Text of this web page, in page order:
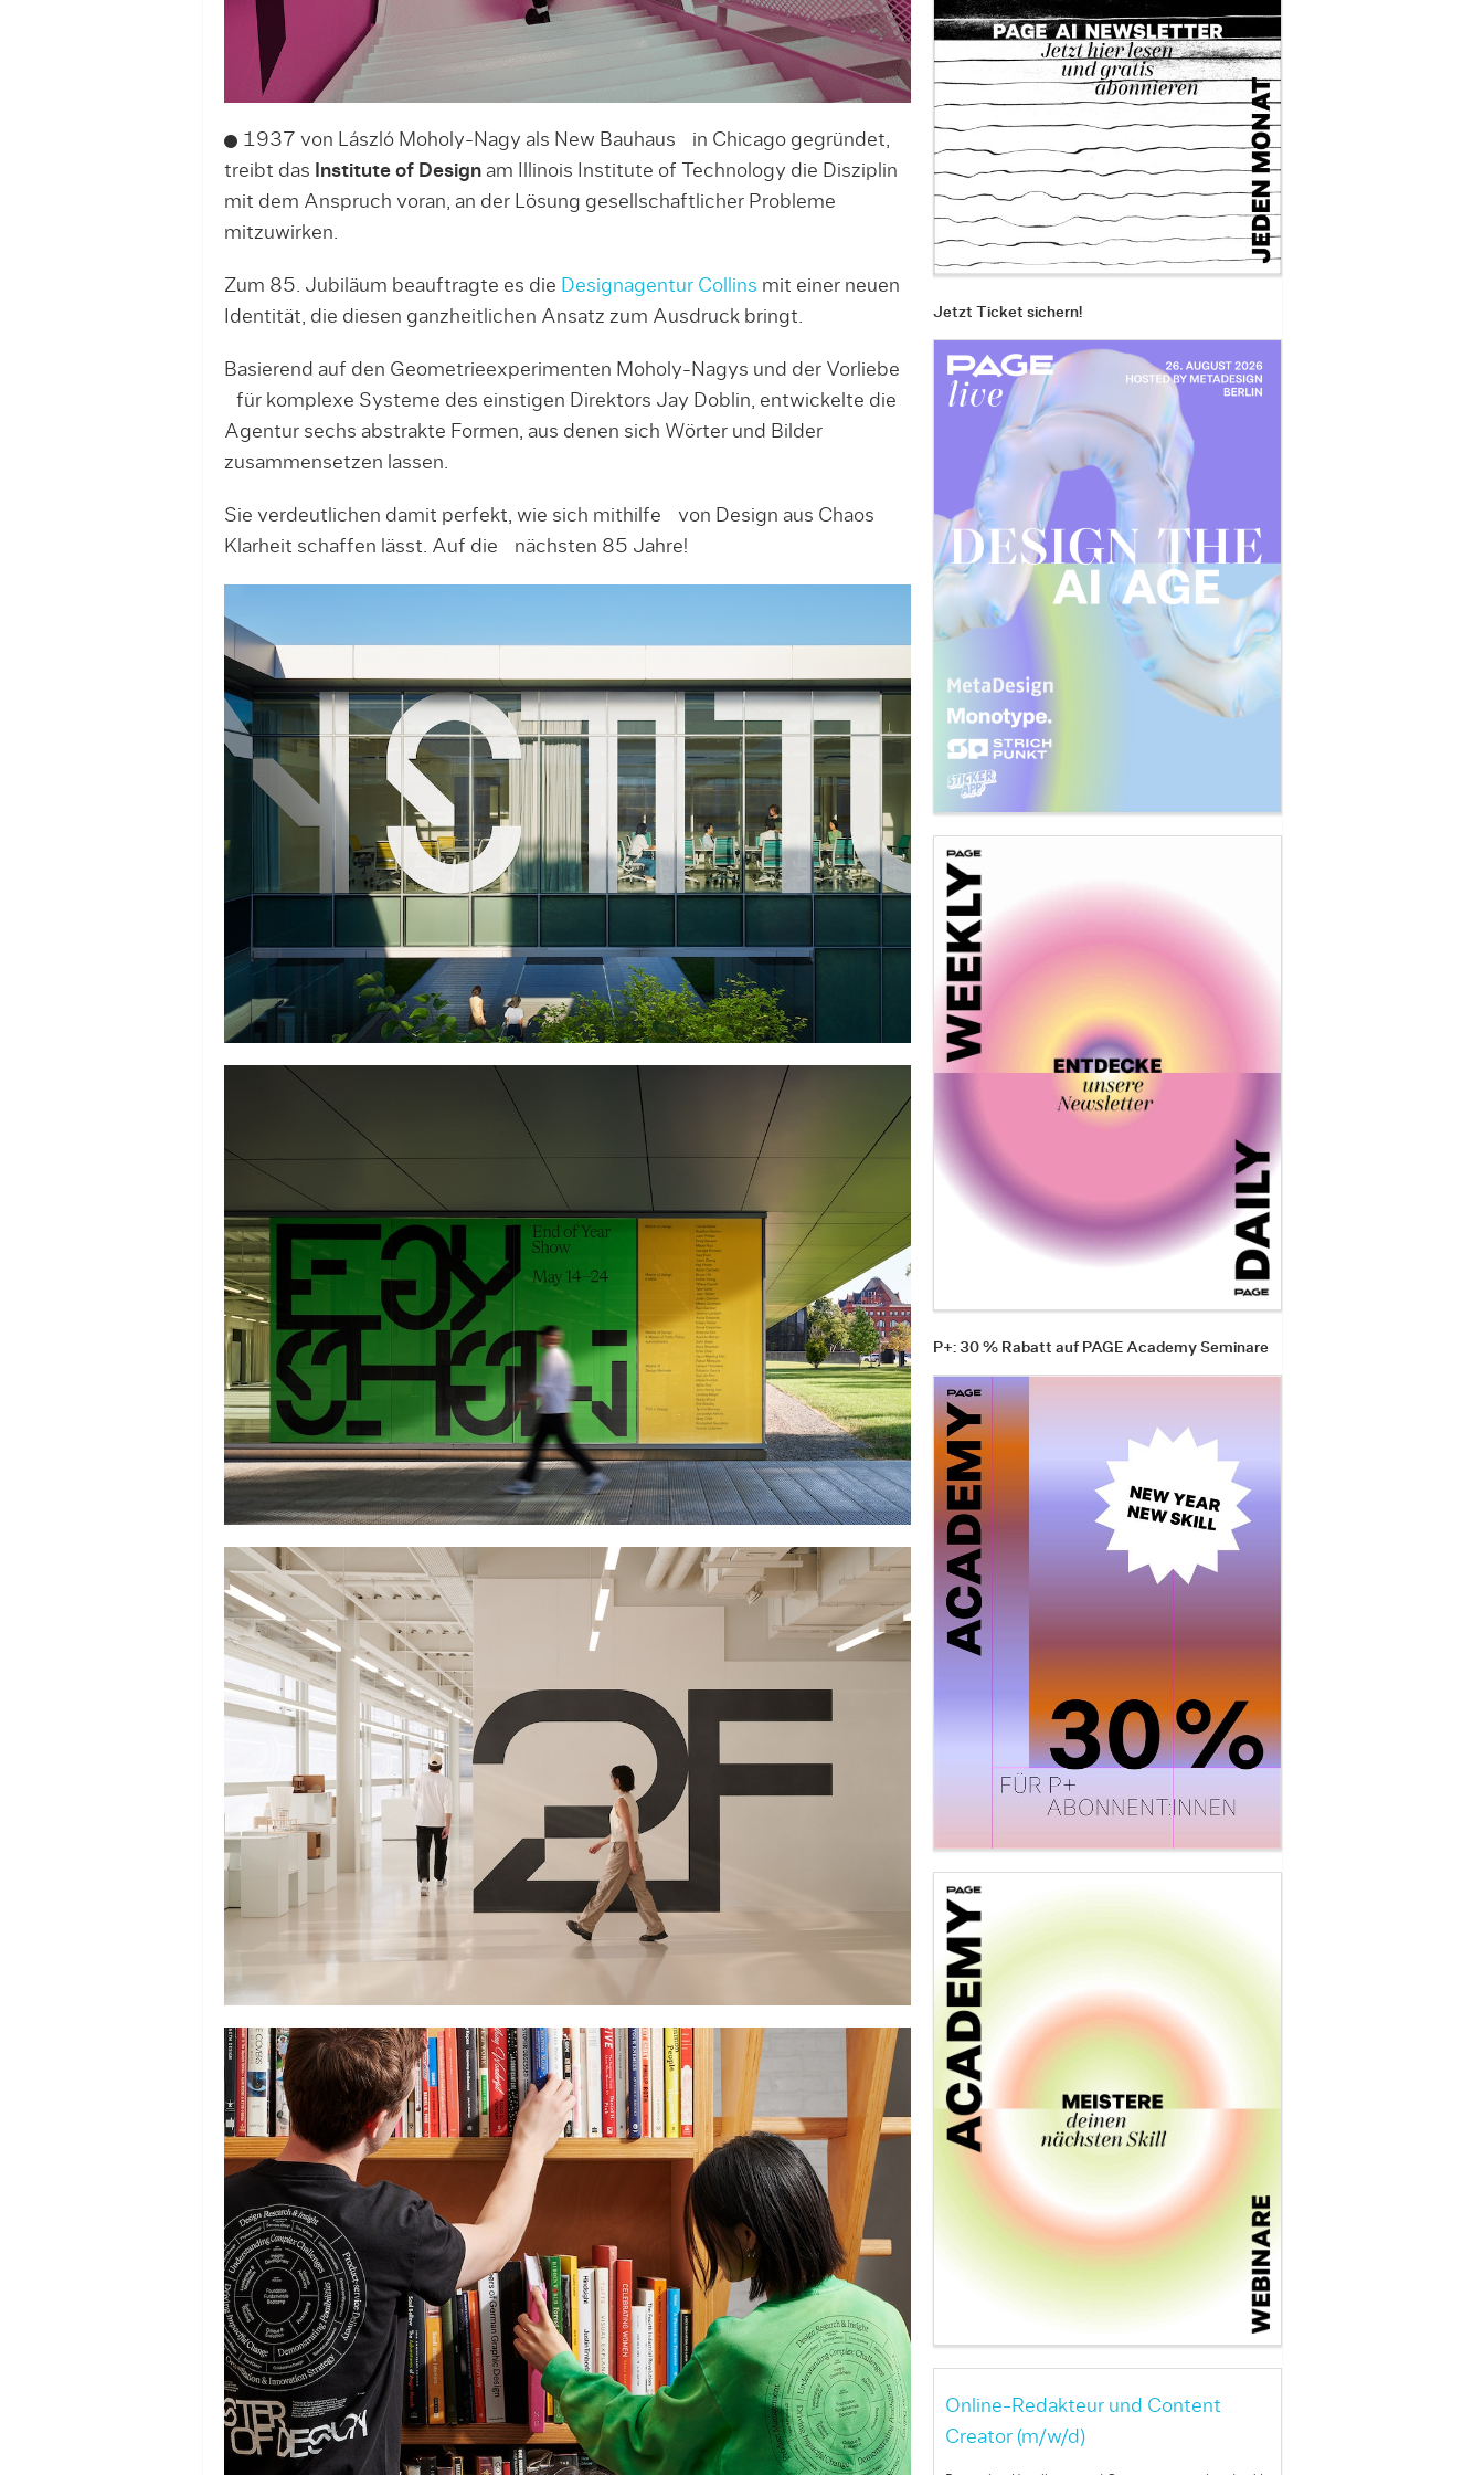
1937 von László Moholy-Nagy als New Bauhaus in Chicago gegründet,
treibt das
Institute of Designam Illinois Institute of Technology die Disziplin
mit dem Anspruch voran, an der Lösung gesellschaftlicher Probleme
mitzuwirken.
Zum 85. Jubiläum beauftragte es die Designagentur Collins mit einer neuen
Identität, die diesen ganzheitlichen Ansatz zum Ausdruck bringt.
Basierend auf den Geometrieexperimenten Moholy-Nagys und der Vorliebe
für komplexe Systeme des einstigen Direktors Jay Doblin, entwickelte die
Agentur sechs abstrakte Formen, aus denen sich Wörter und Bilder
zusammensetzen lassen.
Sie verdeutlichen damit perfekt, wie sich mithilfe von Design aus Chaos
Klarheit schaffen lässt. Auf die nächsten 85 Jahre!
Jetzt Ticket sichern!
P+: 30 % Rabatt auf PAGE Academy Seminare
Online-Redakteur und Content
Creator (m/w/d)